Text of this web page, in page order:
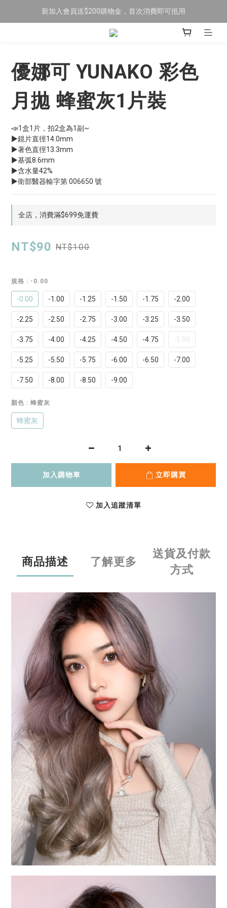
限時全館滿$699免運
新加入會員送$200購物金，首次消費即可抵用
訂閱LINE加好友，送$50購物金！
優娜可 YUNAKO 彩色
月拋 蜂蜜灰1片裝
📣1盒1片，拍2盒為1副~
▶鏡片直徑14.0mm
▶著色直徑13.3mm
▶基弧8.6mm
▶含水量42%
▶衛部醫器輸字第 006650 號
全店，消費滿$699免運費
NT$90 NT$100
規格 : -0.00
-0.00 -1.00 -1.25 -1.50 -1.75 -2.00
-2.25 -2.50 -2.75 -3.00 -3.25 -3.50
-3.75 -4.00 -4.25 -4.50 -4.75 -5.00
-5.25 -5.50 -5.75 -6.00 -6.50 -7.00
-7.50 -8.00 -8.50 -9.00
顏色 : 蜂蜜灰
蜂蜜灰
加入購物車 立即購買
加入追蹤清單
商品描述 了解更多
送貨及付款
方式